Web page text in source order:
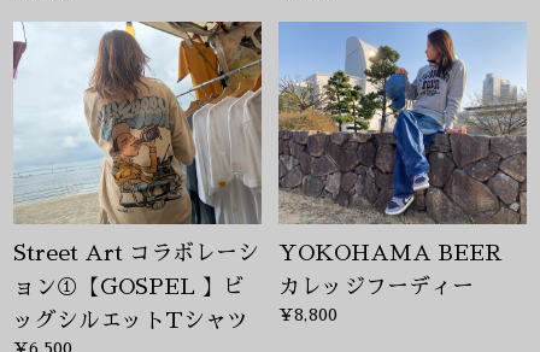
Street Art コラボレーシ
ョン①【GOSPEL 】ビ
ッグシルエットTシャツ
¥6,500
YOKOHAMA BEER
カレッジフーディー
¥8,800